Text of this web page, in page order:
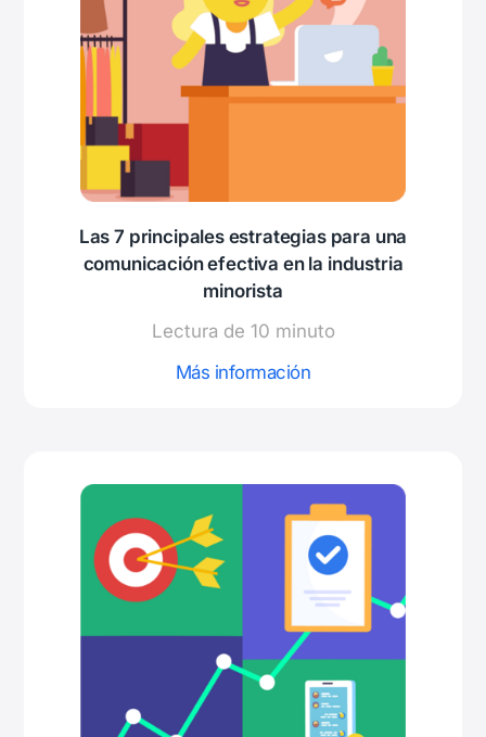
Las 7 principales estrategias para una
comunicación efectiva en la industria
minorista
Lectura de 10 minuto
Más información